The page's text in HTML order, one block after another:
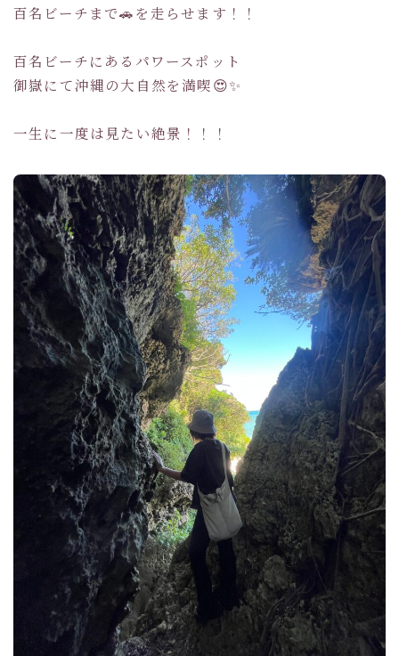
百名ビーチまで🚗を走らせます！！
百名ビーチにあるパワースポット
御嶽にて沖縄の大自然を満喫😍✨
一生に一度は見たい絶景！！！